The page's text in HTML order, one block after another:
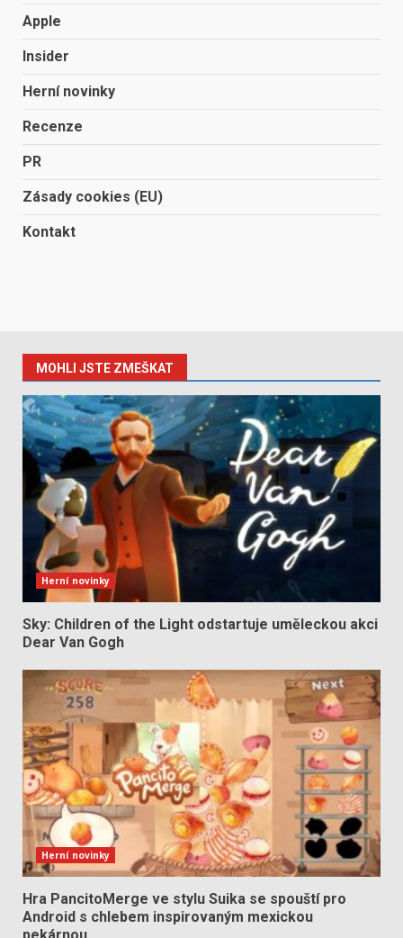
Apple
Insider
Herní novinky
Recenze
PR
Zásady cookies (EU)
Kontakt
MOHLI JSTE ZMEŠKAT
Herní novinky
Sky: Children of the Light odstartuje uměleckou akci
Dear Van Gogh
Herní novinky
Hra PancitoMerge ve stylu Suika se spouští pro
Android s chlebem inspirovaným mexickou
pekárnou